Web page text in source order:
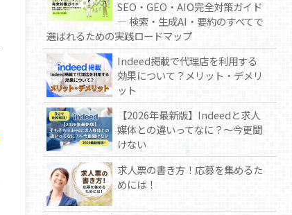
SEO・GEO・AIO完全対策ガイド
— 検索・生成AI・要約のすべてで
選ばれるための実践ロードマップ
Indeed掲載で代理店を利用する
効果について？メリット・デメリ
ット
【2026年最新版】Indeedと求人
媒体との違いってなに？～今更聞
けない
求人票の書き方！応募を集めるた
めには！